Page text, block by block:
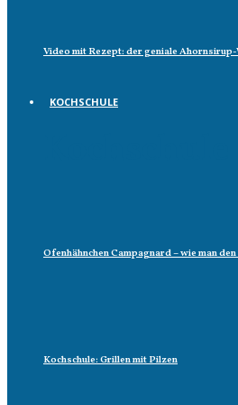
Video mit Rezept: der geniale
KOCHSCHULE
Ofenhähnchen Campagnard – wie man
Kochschule: Grillen mit Pilzen